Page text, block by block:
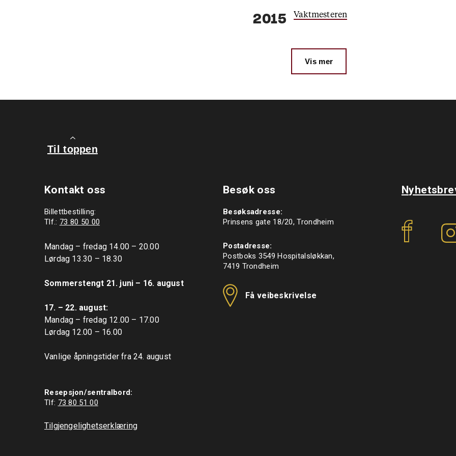
2015 Vaktmesteren
Vis mer
Til toppen
Kontakt oss
Billettbestilling:
Tlf.: 73 80 50 00
Mandag – fredag 14.00 – 20.00
Lørdag 13.30 – 18.30
Sommerstengt 21. juni – 16. august
17. – 22. august:
Mandag – fredag 12.00 – 17.00
Lørdag 12.00 – 16.00
Vanlige åpningstider fra 24. august
Resepsjon/sentralbord:
Tlf: 73 80 51 00
Tilgjengelighetserklæring
Besøk oss
Besøksadresse:
Prinsens gate 18/20, Trondheim
Postadresse:
Postboks 3549 Hospitalsløkkan,
7419 Trondheim
Få veibeskrivelse
f